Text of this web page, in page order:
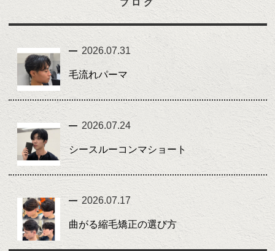
ブログ
2026.07.31
毛流れパーマ
2026.07.24
シースルーコンマショート
2026.07.17
曲がる縮毛矯正の選び方